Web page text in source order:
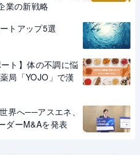
業の新戦略
トアップ5選
ト】体の不調に悩
局「YOJO」で漢
界へ──アスエネ、
ダーM&Aを発表